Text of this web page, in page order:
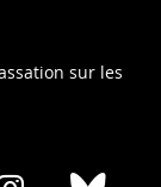
sur les